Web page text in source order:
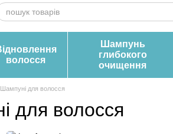
волосся
Шампунь
глибокого
очищення
Шампуні для волосся
для волосся